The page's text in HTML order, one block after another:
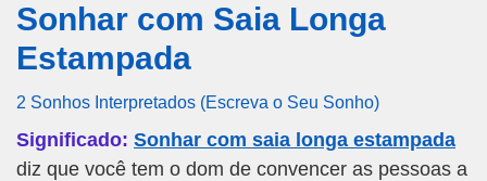
Sonhar com Saia Longa
Estampada
2 Sonhos Interpretados (Escreva o Seu Sonho)
Significado: Sonhar com saia longa estampada
diz que você tem o dom de convencer as pessoas a